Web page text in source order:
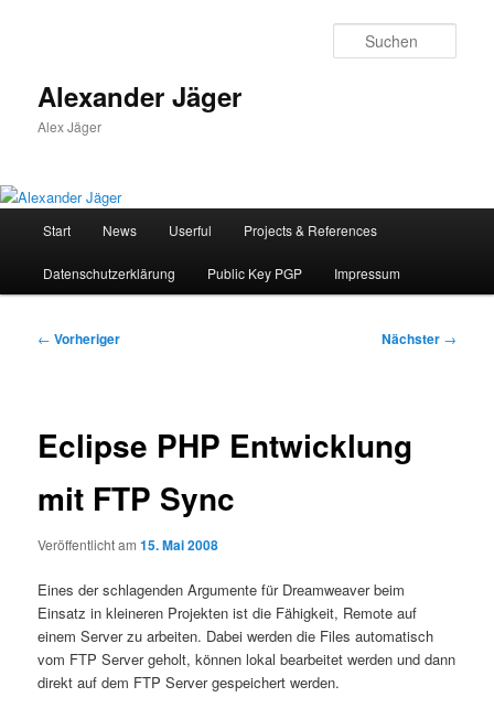
Alexander Jäger
Alex Jäger
Start News Userful Projects & References
Datenschutzerklärung Public Key PGP Impressum
Beitragsnavigation
← Vorheriger Nächster →
Eclipse PHP Entwicklung
mit FTP Sync
Veröffentlicht am15. Mai 2008
Eines der schlagenden Argumente für Dreamweaver beim
Einsatz in kleineren Projekten ist die Fähigkeit, Remote auf
einem Server zu arbeiten. Dabei werden die Files automatisch
vom FTP Server geholt, können lokal bearbeitet werden und dann
direkt auf dem FTP Server gespeichert werden.